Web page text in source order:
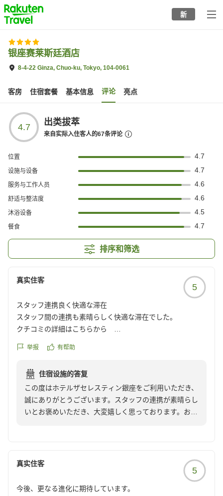
to
top
page
新
银座赛莱斯廷酒店
8-4-22 Ginza, Chuo-ku, Tokyo, 104-0061
客房 住宿套餐 基本信息 评论 亮点
4.7 出类拔萃
来自实际入住客人的67条评论
位置 4.7
设施与设备 4.7
服务与工作人员 4.6
舒适与整洁度 4.6
沐浴设备 4.5
餐食 4.7
排序和筛选
真实住客
5
スタッフ連携良く快適な滞在
スタッフ間の連携も素晴らしく快適な滞在でした。
クチコミの詳細はこちらから
reviewId=33123477689073
举报 有帮助
住宿设施的答复
この度はホテルザセレスティン銀座をご利用いただき、
誠にありがとうございます。スタッフの連携が素晴らし
いとお褒めいただき、大変嬉しく思っております。お客
宿泊支配人
真实住客
5
今後、更なる進化に期待しています。